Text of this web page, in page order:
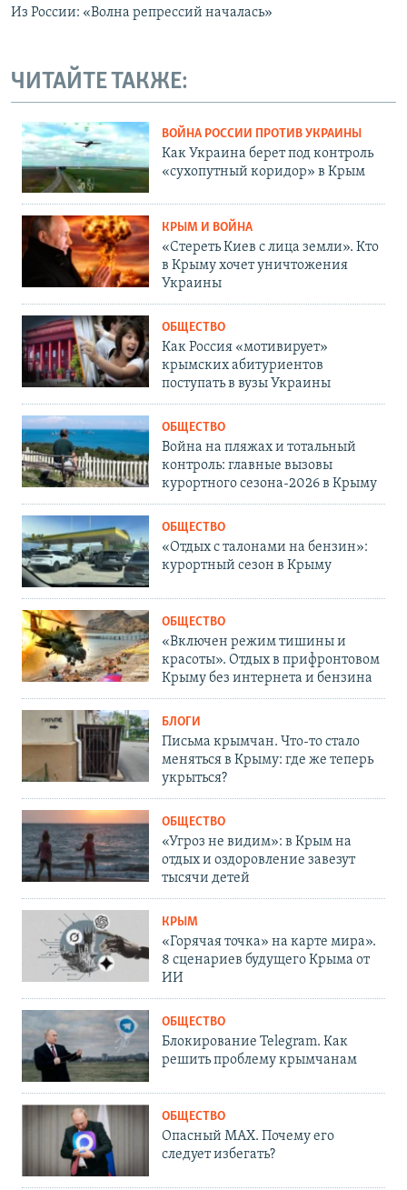
Из России: «Волна репрессий началась»
ЧИТАЙТЕ ТАКЖЕ:
ВОЙНА РОССИИ ПРОТИВ УКРАИНЫ
Как Украина берет под контроль
«сухопутный коридор» в Крым
КРЫМ И ВОЙНА
«Стереть Киев с лица земли». Кто
в Крыму хочет уничтожения
Украины
ОБЩЕСТВО
Как Россия «мотивирует»
крымских абитуриентов
поступать в вузы Украины
ОБЩЕСТВО
Война на пляжах и тотальный
контроль: главные вызовы
курортного сезона-2026 в Крыму
ОБЩЕСТВО
«Отдых с талонами на бензин»:
курортный сезон в Крыму
ОБЩЕСТВО
«Включен режим тишины и
красоты». Отдых в прифронтовом
Крыму без интернета и бензина
БЛОГИ
Письма крымчан. Что-то стало
меняться в Крыму: где же теперь
укрыться?
ОБЩЕСТВО
«Угроз не видим»: в Крым на
отдых и оздоровление завезут
тысячи детей
КРЫМ
«Горячая точка» на карте мира».
8 сценариев будущего Крыма от
ИИ
ОБЩЕСТВО
Блокирование Telegram. Как
решить проблему крымчанам
ОБЩЕСТВО
Опасный MAX. Почему его
следует избегать?